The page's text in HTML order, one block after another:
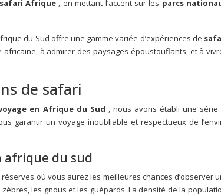
Afrique , en mettant l’accent sur les parcs
du Sud offre une gamme variée d’expériences de
à admirer des paysages époustouflants, et à
de safari
en Afrique du Sud , nous avons établi une
garantir un voyage inoubliable et respectueux de
afrique du sud
où vous aurez les meilleures chances d’observer
les gnous et les guépards. La densité de la